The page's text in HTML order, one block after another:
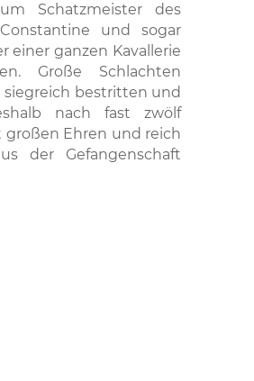
Schatzmeister des
und sogar
einer ganzen Kavallerie
Große Schlachten
siegreich bestritten und
nach fast zwölf
großen Ehren und reich
der Gefangenschaft